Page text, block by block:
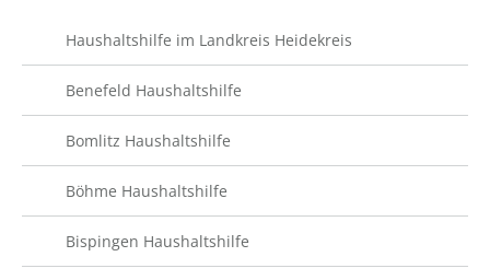
Haushaltshilfe im Landkreis Heidekreis
Benefeld Haushaltshilfe
Bomlitz Haushaltshilfe
Böhme Haushaltshilfe
Bispingen Haushaltshilfe